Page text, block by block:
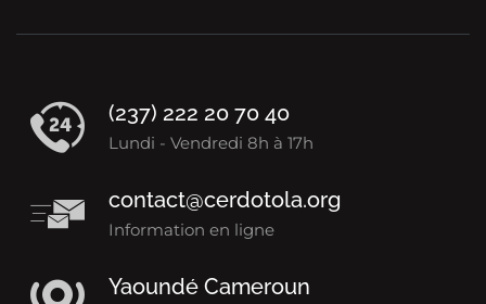
(237) 222 20 70 40
Lundi - Vendredi 8h à 17h
contact@cerdotola.org
Information en ligne
Yaoundé Cameroun